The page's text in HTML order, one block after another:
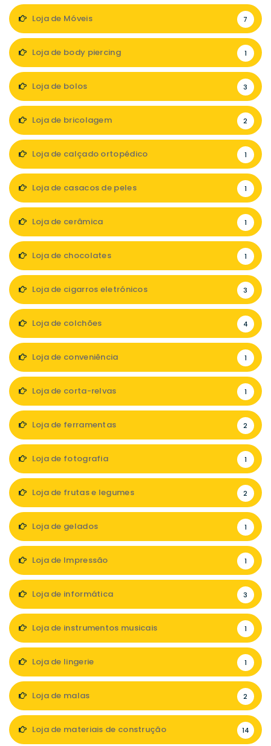
Loja de Móveis 7
Loja de body piercing 1
Loja de bolos 3
Loja de bricolagem 2
Loja de calçado ortopédico 1
Loja de casacos de peles 1
Loja de cerâmica 1
Loja de chocolates 1
Loja de cigarros eletrónicos 3
Loja de colchões 4
Loja de conveniência 1
Loja de corta-relvas 1
Loja de ferramentas 2
Loja de fotografia 1
Loja de frutas e legumes 2
Loja de gelados 1
Loja de Impressão 1
Loja de informática 3
Loja de instrumentos musicais 1
Loja de lingerie 1
Loja de malas 2
Loja de materiais de construção 14